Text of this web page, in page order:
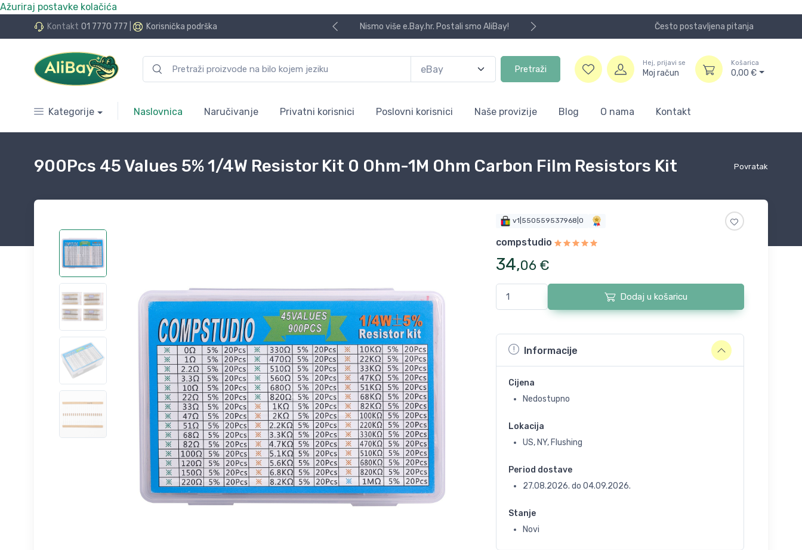
Ažuriraj postavke kolačića
Kontakt 01 7770 777 Korisnička podrška
24 rate bez kamata Nismo više e.Bay.hr. Postali smo AliBay! Često postavljena pitanja
Pretraži
Hej, prijavi se
Moj račun
Košarica
0,00 €
Kategorije Naslovnica Naručivanje Privatni korisnici Poslovni korisnici Naše provizije Blog O nama Kontakt
Povratak
900Pcs 45 Values 5% 1/4W Resistor Kit 0 Ohm-1M Ohm Carbon Film Resistors Kit
v1|550559537968|0
compstudio
34,06 €
Dodaj u košaricu
Informacije
Cijena
Nedostupno
Lokacija
US, NY, Flushing
Period dostave
27.08.2026. do 04.09.2026.
Stanje
Novi